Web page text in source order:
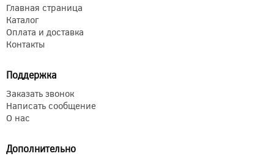
Главная страница
Каталог
Оплата и доставка
Контакты
Поддержка
Заказать звонок
Написать сообщение
О нас
Дополнительно